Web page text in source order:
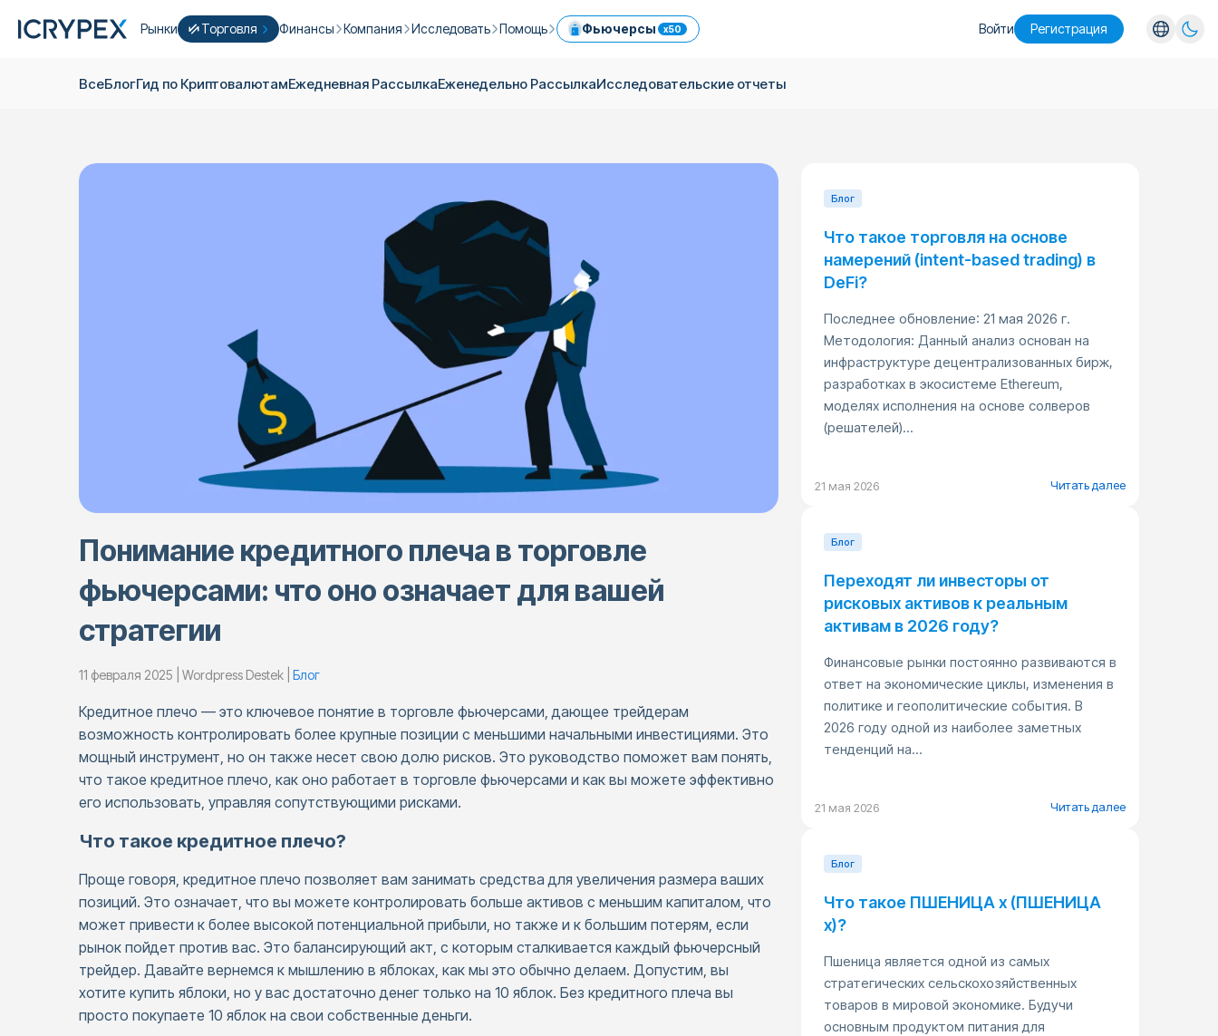
Рынки
Торговля
Торгуйте криптовалютой с помощью профессиональных инструментов
Финансы
Ondo Finance
Компания
О фьючерсах
Лицензии
Карьера
Объявления
Контакты
Обмен Kриптовалют
OTC
API
Исследовать
Блог
Исследовательские отчеты
Помощь
Безопасность
Фьючерсы x50 Войти Pегистрация
ВсеБлогГид по КриптовалютамЕжедневная PассылкаЕженедельно PассылкаИсследовательские отчеты
Понимание кредитного плеча в торговле
фьючерсами: что оно означает для вашей
стратегии
11 февраля 2025 | Wordpress Destek | Блог
Кредитное плечо — это ключевое понятие в торговле фьючерсами, дающее трейдерам
возможность контролировать более крупные позиции с меньшими начальными инвестициями. Это
мощный инструмент, но он также несет свою долю рисков. Это руководство поможет вам понять,
что такое кредитное плечо, как оно работает в торговле фьючерсами и как вы можете эффективно
его использовать, управляя сопутствующими рисками.
Что такое кредитное плечо?
Проще говоря, кредитное плечо позволяет вам занимать средства для увеличения размера ваших
позиций. Это означает, что вы можете контролировать больше активов с меньшим капиталом, что
может привести к более высокой потенциальной прибыли, но также и к большим потерям, если
рынок пойдет против вас. Это балансирующий акт, с которым сталкивается каждый фьючерсный
трейдер. Давайте вернемся к мышлению в яблоках, как мы это обычно делаем. Допустим, вы
хотите купить яблоки, но у вас достаточно денег только на 10 яблок. Без кредитного плеча вы
просто покупаете 10 яблок на свои собственные деньги.
Блог
Что такое торговля на основе
намерений (intent-based trading) в
DeFi?
Последнее обновление: 21 мая 2026 г.
Методология: Данный анализ основан на
инфраструктуре децентрализованных бирж,
разработках в экосистеме Ethereum,
моделях исполнения на основе солверов
(решателей)...
21 мая 2026 Читать далее
Блог
Переходят ли инвесторы от
рисковых активов к реальным
активам в 2026 году?
Финансовые рынки постоянно развиваются в
ответ на экономические циклы, изменения в
политике и геополитические события. В
2026 году одной из наиболее заметных
тенденций на...
21 мая 2026 Читать далее
Блог
Что такое ПШЕНИЦА x (ПШЕНИЦА
x)?
Пшеница является одной из самых
стратегических сельскохозяйственных
товаров в мировой экономике. Будучи
основным продуктом питания для